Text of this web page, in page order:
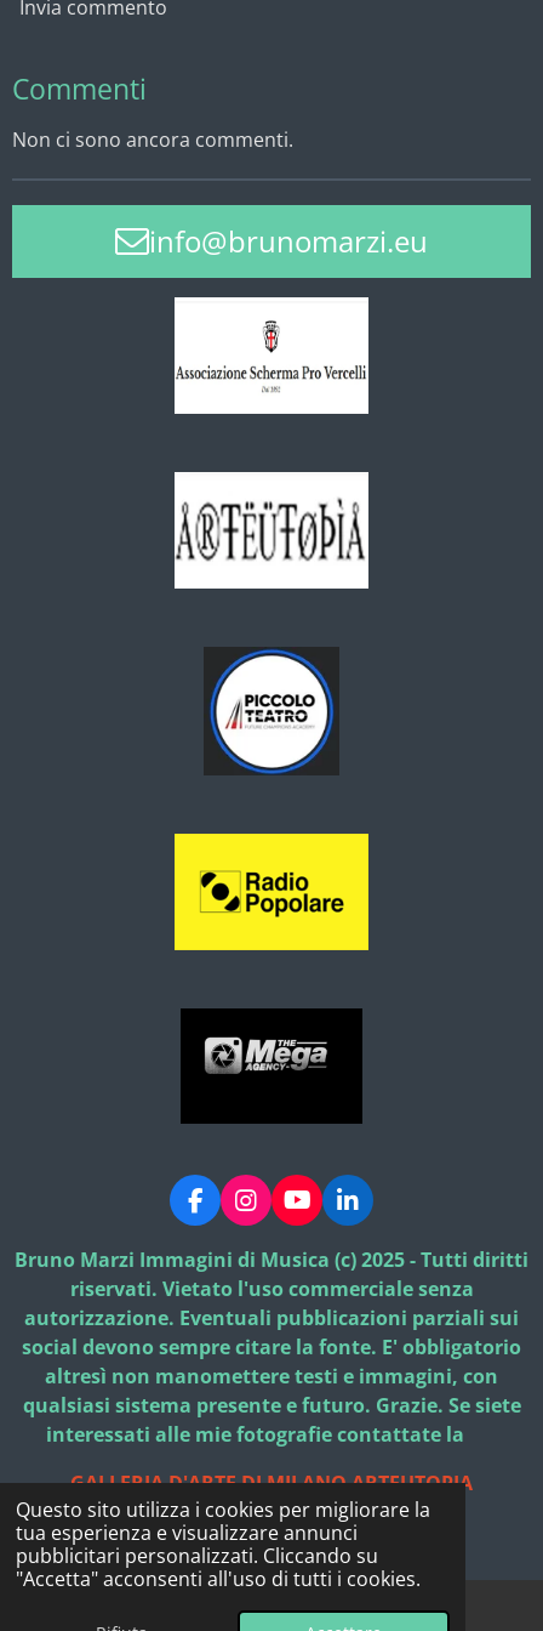
Questo sito utilizza i cookies per migliorare la
tua esperienza e visualizzare annunci
pubblicitari personalizzati. Cliccando su
"Accetta" acconsenti all'uso di tutti i cookies.
Invia commento
Commenti
Non ci sono ancora commenti.
info@brunomarzi.eu
F
a
c
e
b
o
o
k
I
n
s
t
a
g
r
a
Y
o
u
T
u
b
e
L
i
n
k
e
d
I
n
Bruno Marzi Immagini di Musica (c) 2025 - Tutti diritti
riservati. Vietato l'uso commerciale senza
autorizzazione. Eventuali pubblicazioni parziali sui
social devono sempre citare la fonte. E' obbligatorio
altresì non manomettere testi e immagini, con
qualsiasi sistema presente e futuro. Grazie. Se siete
interessati alle mie fotografie contattate la
GALLERIA D'ARTE DI MILANO ARTEUTOPIA
© 2025 - 2026 Bruno Marzi Immagini di Musica
Fornito daWebador